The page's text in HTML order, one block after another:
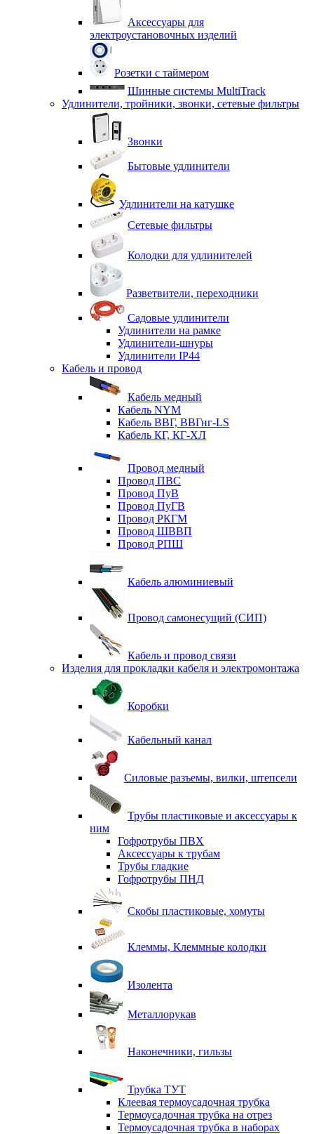
Аксессуары для
электроустановочных изделий
Розетки с таймером
Шинные системы MultiTrack
Удлинители, тройники, звонки, сетевые фильтры
Звонки
Бытовые удлинители
Удлинители на катушке
Сетевые фильтры
Колодки для удлинителей
Разветвители, переходники
Садовые удлинители
Удлинители на рамке
Удлинители-шнуры
Удлинители IP44
Кабель и провод
Кабель медный
Кабель NYM
Кабель ВВГ, ВВГнг-LS
Кабель КГ, КГ-ХЛ
Провод медный
Провод ПВС
Провод ПуВ
Провод ПуГВ
Провод РКГМ
Провод ШВВП
Провод РПШ
Кабель алюминиевый
Провод самонесущий (СИП)
Кабель и провод связи
Изделия для прокладки кабеля и электромонтажа
Коробки
Кабельный канал
Силовые разъемы, вилки, штепсели
Трубы пластиковые и аксессуары к
ним
Гофротрубы ПВХ
Аксессуары к трубам
Трубы гладкие
Гофротрубы ПНД
Скобы пластиковые, хомуты
Клеммы, Клеммные колодки
Изолента
Металлорукав
Наконечники, гильзы
Трубка ТУТ
Клеевая термоусадочная трубка
Термоусадочная трубка на отрез
Термоусадочная трубка в наборах